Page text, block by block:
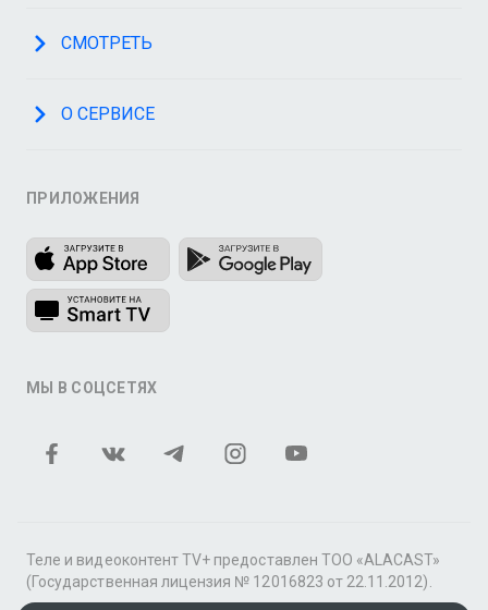
СМОТРЕТЬ
О СЕРВИСЕ
ПРИЛОЖЕНИЯ
МЫ В СОЦСЕТЯХ
Теле и видеоконтент TV+ предоставлен ТОО «ALACAST»
(Государственная лицензия № 12016823 от 22.11.2012).